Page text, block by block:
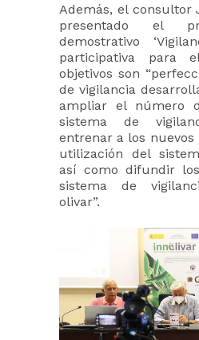
Además, el consultor
presentado el
demostrativo
participativa para
objetivos son
de vigilancia
ampliar el número
sistema de
entrenar a los
utilización del
así como difundir
sistema de
olivar”.